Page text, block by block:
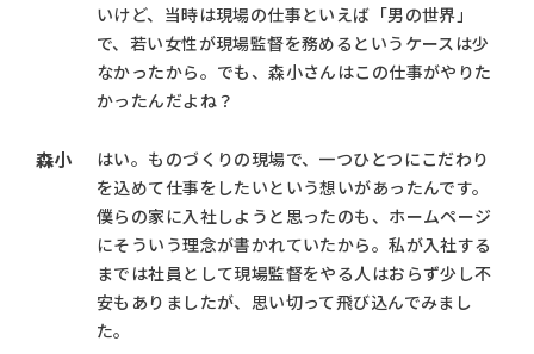
いけど、当時は現場の仕事といえば「男の世界」
で、若い女性が現場監督を務めるというケースは少
なかったから。でも、森小さんはこの仕事がやりた
かったんだよね？
森小
はい。ものづくりの現場で、一つひとつにこだわり
を込めて仕事をしたいという想いがあったんです。
僕らの家に入社しようと思ったのも、ホームページ
にそういう理念が書かれていたから。私が入社する
までは社員として現場監督をやる人はおらず少し不
安もありましたが、思い切って飛び込んでみまし
た。